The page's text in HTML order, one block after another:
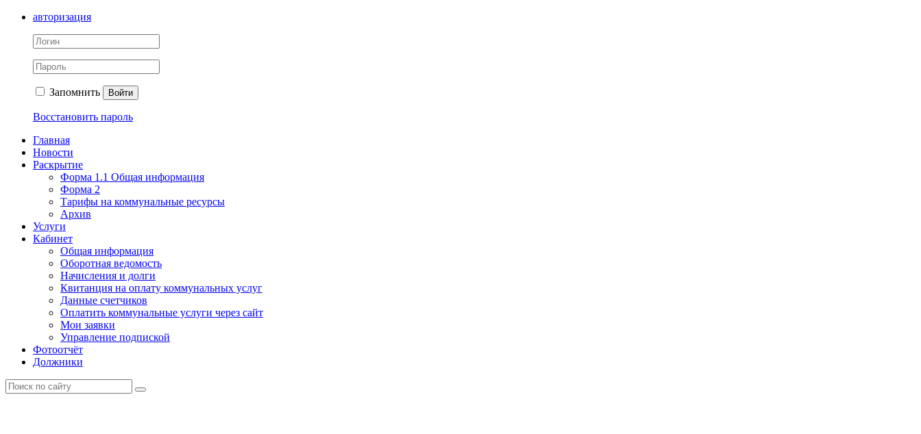
авторизация
Запомнить Войти
Восстановить пароль
Главная
Новости
Раскрытие
Форма 1.1 Общая информация
Форма 2
Тарифы на коммунальные ресурсы
Архив
Услуги
Кабинет
Общая информация
Оборотная ведомость
Начисления и долги
Квитанция на оплату коммунальных услуг
Данные счетчиков
Оплатить коммунальные услуги через сайт
Мои заявки
Управление подпиской
Фотоотчёт
Должники